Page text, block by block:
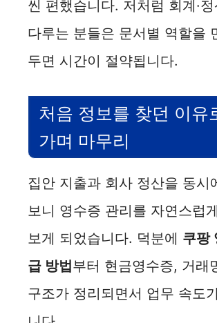
씬 편했습니다. 저처럼 회계·
다루는 분들은 문서별 역할을
두면 시간이 절약됩니다.
처음 정보를 찾던 이유
가며 마무리
집안 지출과 회사 정산을 동시
보니 영수증 관리를 자연스럽
보게 되었습니다. 덕분에 쿠팡
급 방법부터 현금영수증, 거래
구조가 정리되면서 업무 속도